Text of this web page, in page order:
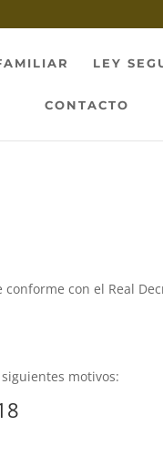
LEY
CONTACTO
con el Real
motivos: